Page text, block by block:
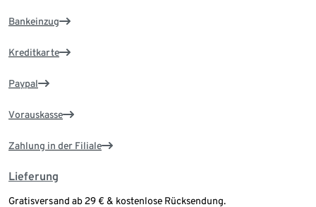
Bankeinzug
Kreditkarte
Paypal
Vorauskasse
Zahlung in der Filiale
Lieferung
Gratisversand ab 29 € & kostenlose Rücksendung.